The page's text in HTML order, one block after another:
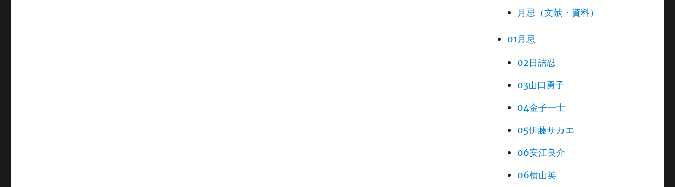
月忌（文献・資料）
01月忌
02日詰忍
03山口勇子
04金子一士
05伊藤サカエ
06安江良介
06横山英